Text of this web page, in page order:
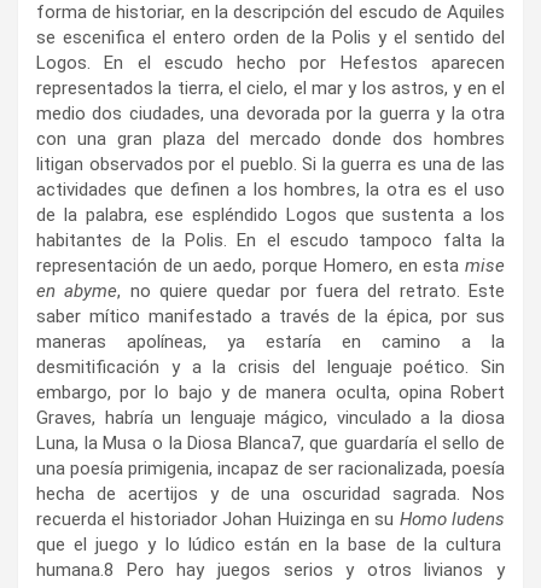
forma de historiar, en la descripción del escudo de Aquiles
se escenifica el entero orden de la Polis y el sentido del
Logos. En el escudo hecho por Hefestos aparecen
representados la tierra, el cielo, el mar y los astros, y en el
medio dos ciudades, una devorada por la guerra y la otra
con una gran plaza del mercado donde dos hombres
litigan observados por el pueblo. Si la guerra es una de las
actividades que definen a los hombres, la otra es el uso
de la palabra, ese espléndido Logos que sustenta a los
habitantes de la Polis. En el escudo tampoco falta la
representación de un aedo, porque Homero, en esta mise
en abyme, no quiere quedar por fuera del retrato. Este
saber mítico manifestado a través de la épica, por sus
maneras apolíneas, ya estaría en camino a la
desmitificación y a la crisis del lenguaje poético. Sin
embargo, por lo bajo y de manera oculta, opina Robert
Graves, habría un lenguaje mágico, vinculado a la diosa
Luna, la Musa o la Diosa Blanca7, que guardaría el sello de
una poesía primigenia, incapaz de ser racionalizada, poesía
hecha de acertijos y de una oscuridad sagrada. Nos
recuerda el historiador Johan Huizinga en su Homo ludens
que el juego y lo lúdico están en la base de la cultura
humana.8 Pero hay juegos serios y otros livianos y